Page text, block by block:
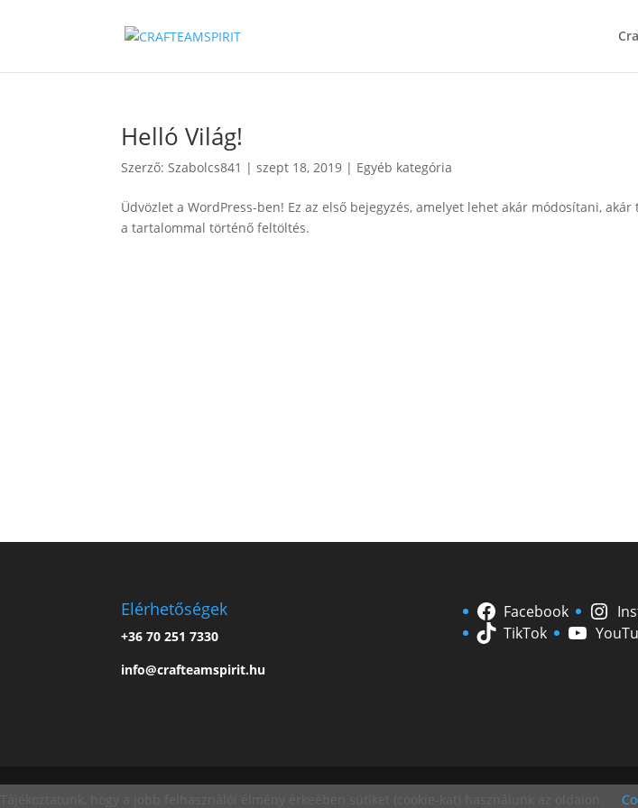
Helló Világ!
Szerző:Szabolcs841 |szept 18, 2019 | Egyéb kategória
Üdvözlet a WordPress-ben! Ez az első bejegyzés, amelyet lehet akár módosítani,
a tartalommal történő feltöltés.
Elérhetőségek
+36 70 251 7330
info@crafteamspirit.hu
Facebook
TikTok